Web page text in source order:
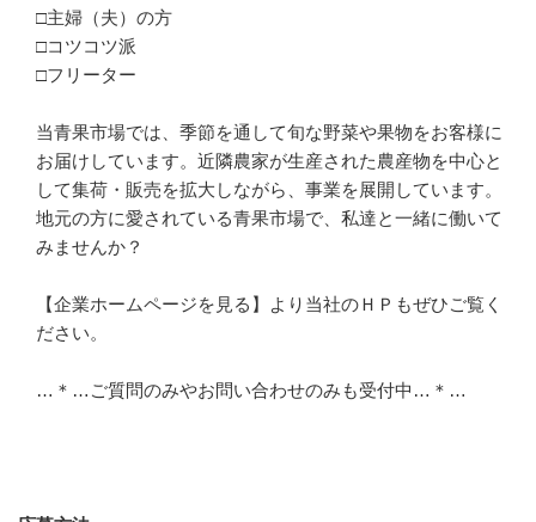
□主婦（夫）の方
□コツコツ派
□フリーター
当青果市場では、季節を通して旬な野菜や果物をお客様に
お届けしています。近隣農家が生産された農産物を中心と
して集荷・販売を拡大しながら、事業を展開しています。
地元の方に愛されている青果市場で、私達と一緒に働いて
みませんか？
【企業ホームページを見る】より当社のＨＰもぜひご覧く
ださい。
…＊…ご質問のみやお問い合わせのみも受付中…＊…